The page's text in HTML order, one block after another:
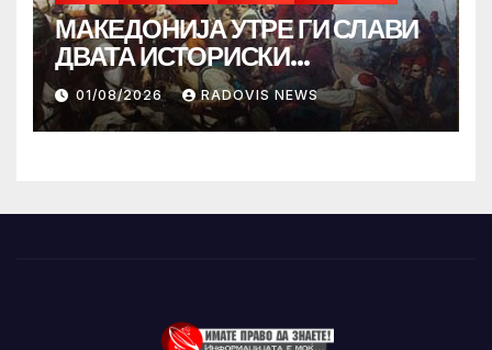
МАКЕДОНИЈА УТРЕ ГИ СЛАВИ
ДВАТА ИСТОРИСКИ
ИЛИНДЕНА!
01/08/2026 RADOVIS NEWS